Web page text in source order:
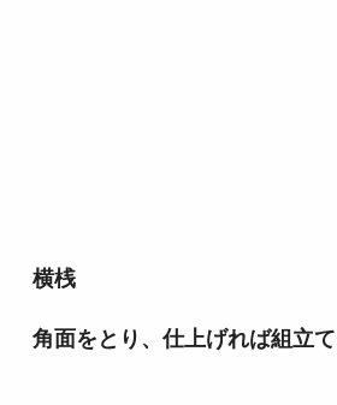
横桟
角面をとり、仕上げれば組立て